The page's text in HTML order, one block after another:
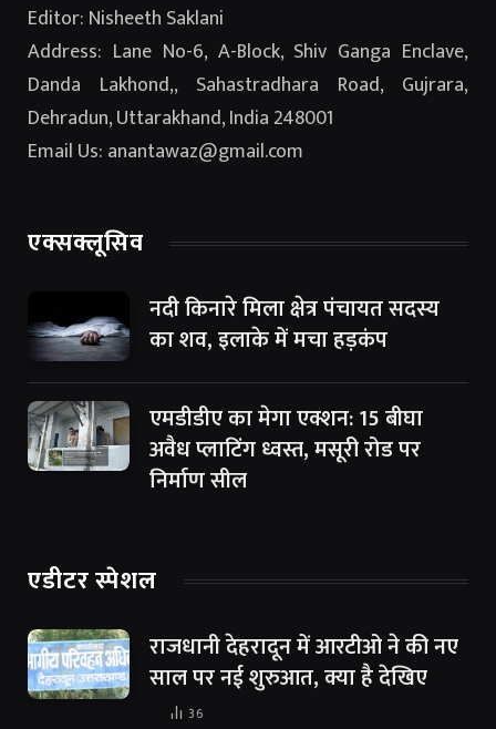
Editor: Nisheeth Saklani
Address: Lane No-6, A-Block, Shiv Ganga Enclave,
Danda Lakhond,, Sahastradhara Road, Gujrara,
Dehradun, Uttarakhand, India 248001
Email Us: anantawaz@gmail.com
एक्सक्लूसिव
नदी किनारे मिला क्षेत्र पंचायत सदस्य
का शव, इलाके में मचा हड़कंप
एमडीडीए का मेगा एक्शन: 15 बीघा
अवैध प्लाटिंग ध्वस्त, मसूरी रोड पर
निर्माण सील
एडीटर स्पेशल
राजधानी देहरादून में आरटीओ ने की नए
साल पर नई शुरुआत, क्या है देखिए
36